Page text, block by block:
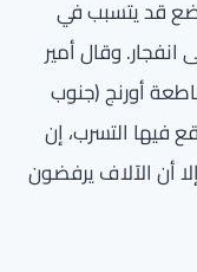
قد يتسبب في
وقال أمير
أورنج (جنوب
فيها التسرب، إن
ألف شخص، إلا أن الآلاف يرفضون